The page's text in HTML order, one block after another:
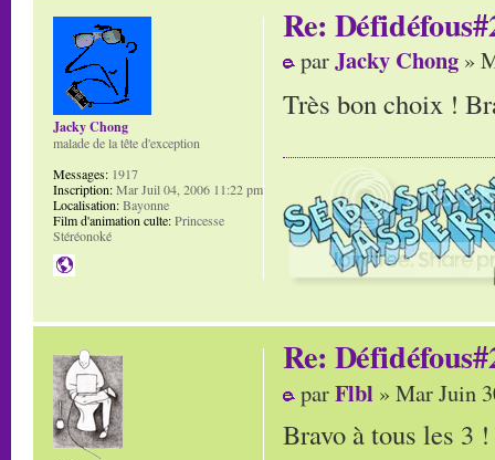
Re:
parJacky Chong »
Très bon choix !
Jacky Chong
malade de la tête d'exception
Messages: 1917
Inscription:Mar Juil 04, 2006 11:22 pm
Localisation:Bayonne
Film d'animation culte:Princesse
Stéréonoké
Re:
parFlbl » Mar Juin
Bravo à tous les 3 !